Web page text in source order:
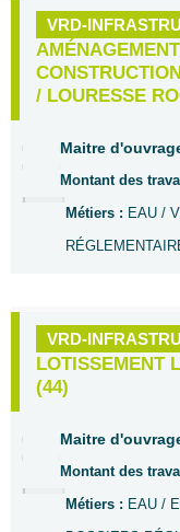
VRD-
/ LOURESSE
Maitre
Montant des
Métiers : EAU /
VRD-
LOTISSEMENT
(44)
Maitre
Montant des
Métiers : EAU /